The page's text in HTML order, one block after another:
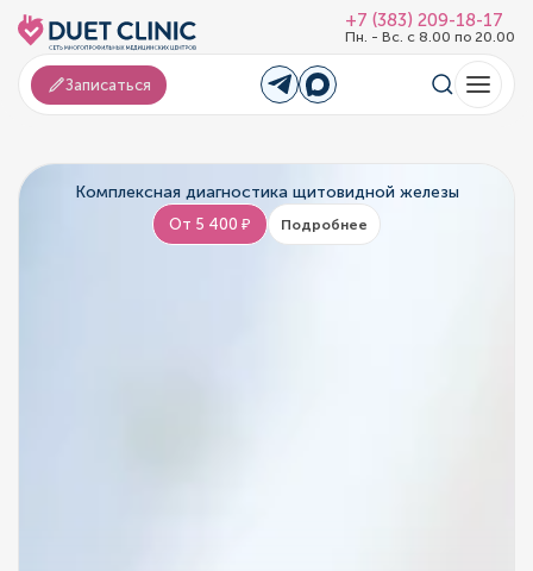
+7 (383) 209-18-17
Пн. - Вс. с 8.00 по 20.00
Записаться
Комплексная диагностика щитовидной железы
От 5 400 ₽ Подробнее